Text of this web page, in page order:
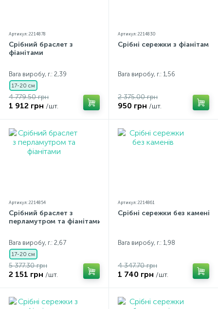
Артикул: 2214878
Срібний браслет з
фіанітами
Вага виробу, г.: 2,39
17-20 см
4 779.50 грн
1 912 грн /шт.
Артикул: 2214830
Срібні сережки з фіанітами
Вага виробу, г.: 1,56
2 375.00 грн
950 грн /шт.
Артикул: 2214854
Срібний браслет з
перламутром та фіанітами
Вага виробу, г.: 2,67
17-20 см
5 377.30 грн
2 151 грн /шт.
Артикул: 2214861
Срібні сережки без каменів
Вага виробу, г.: 1,98
4 347.70 грн
1 740 грн /шт.